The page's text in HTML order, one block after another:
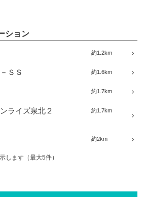
ション
約1.2km
約1.6km
ＳＳ
約1.7km
約1.7km
ライズ泉北２
約2km
します（最大5件）